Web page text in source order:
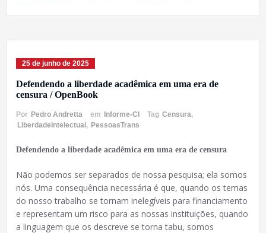
25 de junho de 2025
Defendendo a liberdade acadêmica em uma era de
censura / OpenBook
Por Pedro Andretta em Informe-CI Tag Censura,
LiberdadeIntelectual, PessoasTrans
Defendendo a liberdade acadêmica em uma era de censura
Não podemos ser separados de nossa pesquisa; ela somos
nós. Uma consequência necessária é que, quando os temas
do nosso trabalho se tornam inelegíveis para financiamento
e representam um risco para as nossas instituições, quando
a linguagem que os descreve se torna tabu, somos